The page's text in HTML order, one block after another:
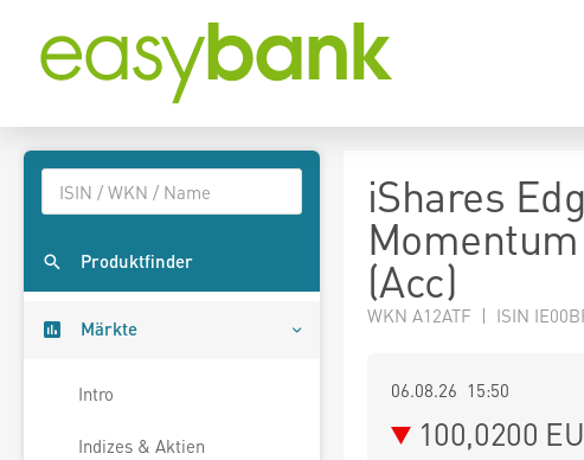
Produktfinder
Märkte
Intro
Indizes & Aktien
iShares
Momentum
(Acc)
WKN A12ATF | ISIN
06.08.26 15:50
100,0200